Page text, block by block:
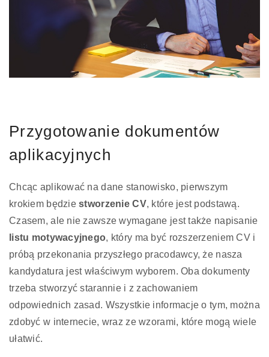
Przygotowanie dokumentów
aplikacyjnych
Chcąc aplikować na dane stanowisko, pierwszym
krokiem będziestworzenie CV, które jest podstawą.
Czasem, ale nie zawsze wymagane jest także napisanie
listu motywacyjnego, który ma być rozszerzeniem CV i
próbą przekonania przyszłego pracodawcy, że nasza
kandydatura jest właściwym wyborem. Oba dokumenty
trzeba stworzyć starannie i z zachowaniem
odpowiednich zasad. Wszystkie informacje o tym, można
zdobyć w internecie, wraz ze wzorami, które mogą wiele
ułatwić.